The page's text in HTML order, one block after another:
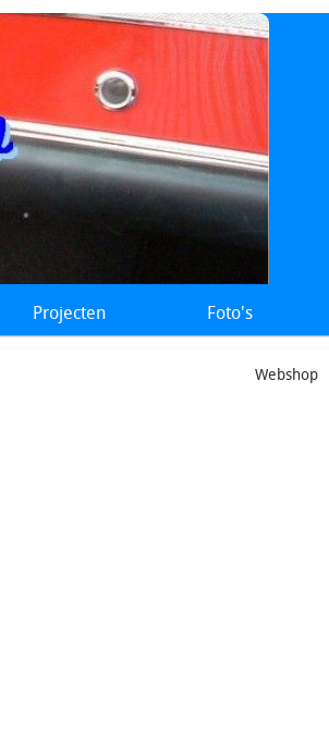
Projecten Foto's
Webshop